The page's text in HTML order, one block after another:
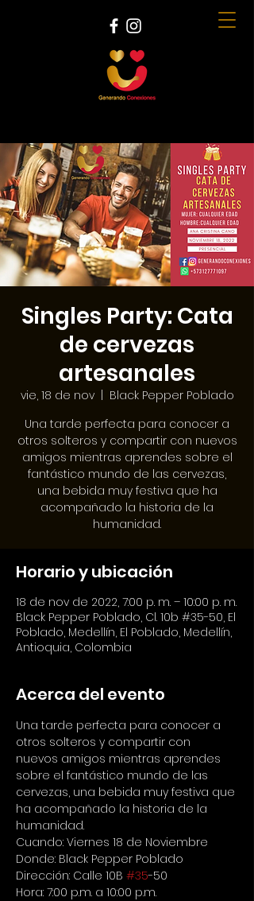
Singles Party: Cata
de cervezas
artesanales
vie, 18 de nov
  |
Black Pepper Poblado
Una tarde perfecta para conocer a
otros solteros y compartir con nuevos
amigos mientras aprendes sobre el
fantástico mundo de las cervezas,
una bebida muy festiva que ha
acompañado la historia de la
humanidad.
Horario y ubicación
18 de nov de 2022, 7:00 p. m. – 10:00 p. m.
Black Pepper Poblado, Cl. 10b #35-50, El
Poblado, Medellín, El Poblado, Medellín,
Antioquia, Colombia
Acerca del evento
Una tarde perfecta para conocer a
otros solteros y compartir con
nuevos amigos mientras aprendes
sobre el fantástico mundo de las
cervezas, una bebida muy festiva que
ha acompañado la historia de la
humanidad.
Cuando: Viernes 18 de Noviembre
Donde: Black Pepper Poblado
Dirección: Calle 10B #35-50
Hora: 7:00 p.m. a 10:00 p.m.